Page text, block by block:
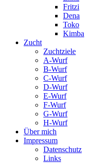
Fritzi
Dena
Toko
Kimba
Zucht
Zuchtziele
A-Wurf
B-Wurf
C-Wurf
D-Wurf
E-Wurf
F-Wurf
G-Wurf
H-Wurf
Über mich
Impressum
Datenschutz
Links